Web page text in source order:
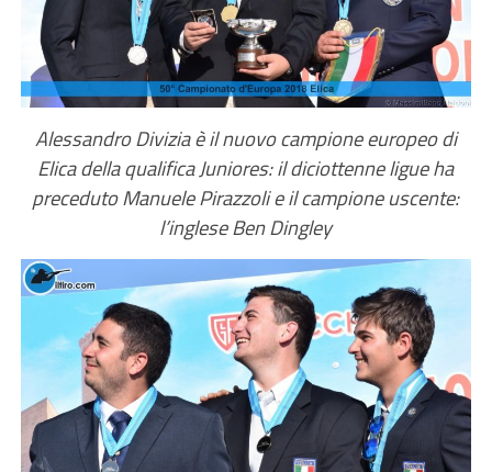
Alessandro Divizia è il nuovo campione europeo di
Elica della qualifica Juniores: il diciottenne ligue ha
preceduto Manuele Pirazzoli e il campione uscente:
l’inglese Ben Dingley